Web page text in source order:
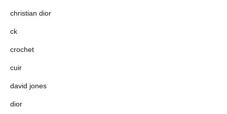
christian dior
ck
crochet
cuir
david jones
dior